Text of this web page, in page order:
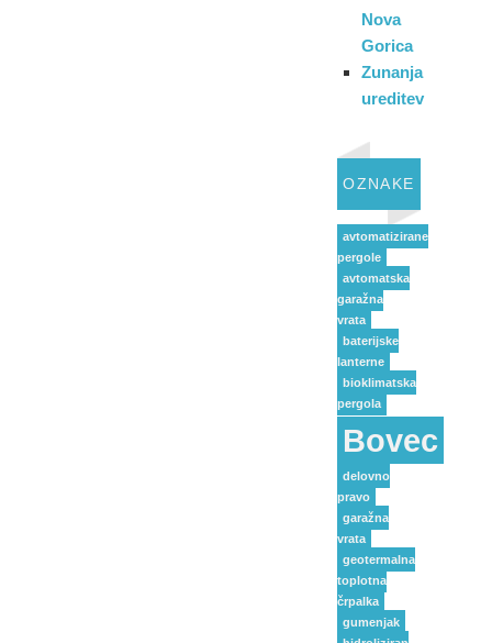
Nova
Gorica
Zunanja
ureditev
OZNAKE
avtomatizirane
pergole
avtomatska
garažna
vrata
baterijske
lanterne
bioklimatska
pergola
Bovec
delovno
pravo
garažna
vrata
geotermalna
toplotna
črpalka
gumenjak